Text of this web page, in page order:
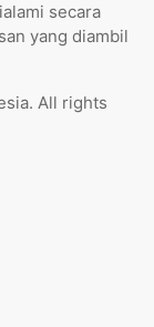
secara
yang diambil
All rights